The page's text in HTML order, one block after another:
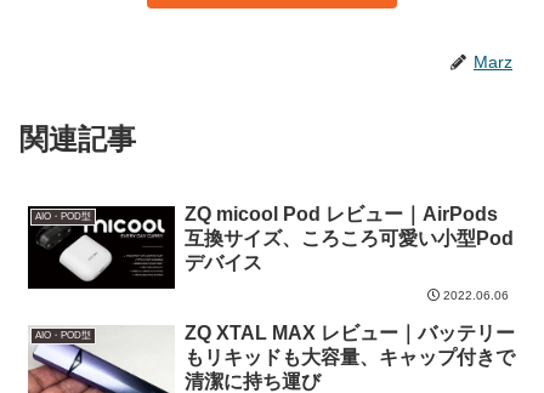
Marz
関連記事
AIO・POD型
ZQ micool Pod レビュー｜AirPods
互換サイズ、ころころ可愛い小型Pod
デバイス
2022.06.06
AIO・POD型
ZQ XTAL MAX レビュー｜バッテリー
もリキッドも大容量、キャップ付きで
清潔に持ち運び